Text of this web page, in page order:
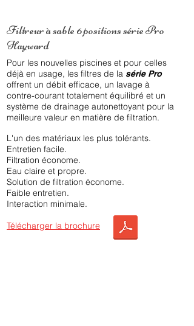
Filtreur à sable 6 positions série Pro
Hayward
Pour les nouvelles piscines et pour celles
déjà en usage, les filtres de la série Pro
offrent un débit efficace, un lavage à
contre-courant totalement équilibré et un
système de drainage autonettoyant pour la
meilleure valeur en matière de filtration.
L'un des matériaux les plus tolérants.
Entretien facile.
Filtration économe.
Eau claire et propre.
Solution de filtration économe.
Faible entretien.
Interaction minimale.
Télécharger la brochure